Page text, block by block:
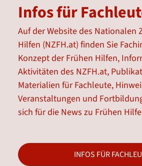
Infos für
Auf der Website des Nationalen
Hilfen (NZFH.at) finden Sie
Konzept der Frühen Hilfen,
Aktivitäten des NZFH.at,
Materialien für Fachleute,
Veranstaltungen und
sich für die News zu Frühen
INFOS FÜR